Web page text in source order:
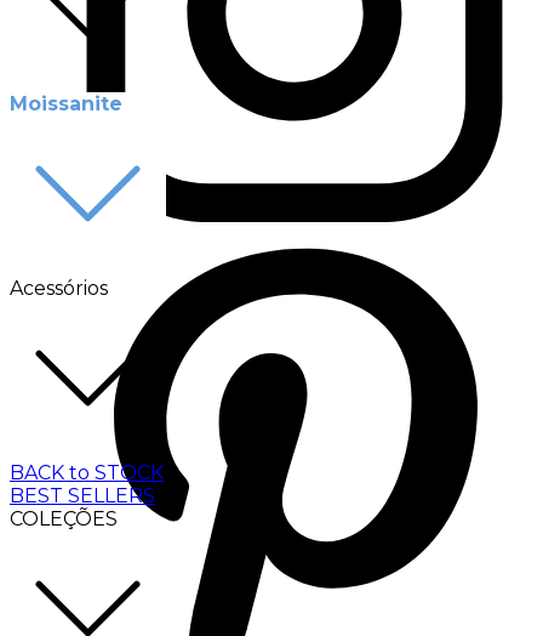
Moissanite
Acessórios
BACK to STOCK
BEST SELLERS
COLEÇÕES